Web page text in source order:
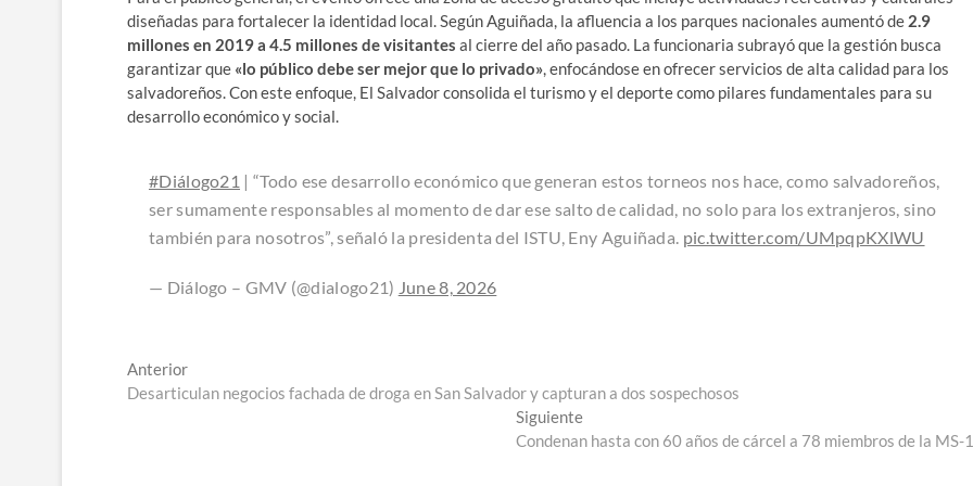
diseñadas para fortalecer la identidad local. Según Aguiñada, la afluencia a los parques nacionales aumentó de 2.9
millones en 2019 a 4.5 millones de visitantes al cierre del año pasado. La funcionaria subrayó que la gestión busca
garantizar que «lo público debe ser mejor que lo privado», enfocándose en ofrecer servicios de alta calidad para los
salvadoreños. Con este enfoque, El Salvador consolida el turismo y el deporte como pilares fundamentales para su
desarrollo económico y social.
#Diálogo21 | “Todo ese desarrollo económico que generan estos torneos nos hace, como salvadoreños,
ser sumamente responsables al momento de dar ese salto de calidad, no solo para los extranjeros, sino
también para nosotros”, señaló la presidenta del ISTU, Eny Aguiñada. pic.twitter.com/UMpqpKXlWU
— Diálogo – GMV (@dialogo21) June 8, 2026
Navegación
de
AnteriorEntrada
anterior:
Desarticulan negocios fachada de droga en San Salvador y capturan a dos sospechosos
SiguienteEntrada
siguiente:
Condenan hasta con 60 años de cárcel a 78 miembros de la MS-